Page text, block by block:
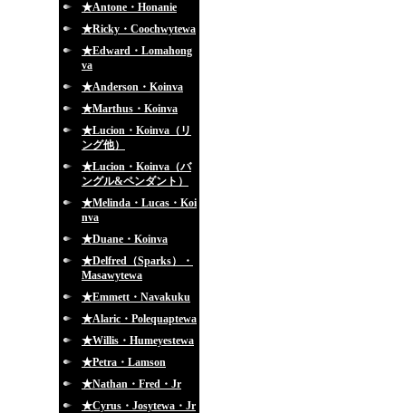
★Antone・Honanie
★Ricky・Coochwytewa
★Edward・Lomahong
va
★Anderson・Koinva
★Marthus・Koinva
★Lucion・Koinva（リ
ング他）
★Lucion・Koinva（バ
ングル&ペンダント）
★Melinda・Lucas・Koi
nva
★Duane・Koinva
★Delfred（Sparks）・
Masawytewa
★Emmett・Navakuku
★Alaric・Polequaptewa
★Willis・Humeyestewa
★Petra・Lamson
★Nathan・Fred・Jr
★Cyrus・Josytewa・Jr